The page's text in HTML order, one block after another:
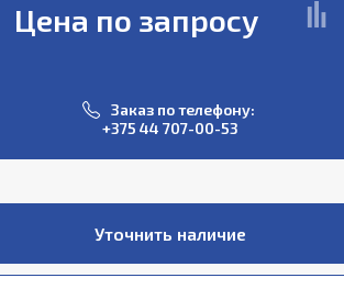
Цена по запросу
Заказ по телефону:
+375 44 707-00-53
Уточнить наличие